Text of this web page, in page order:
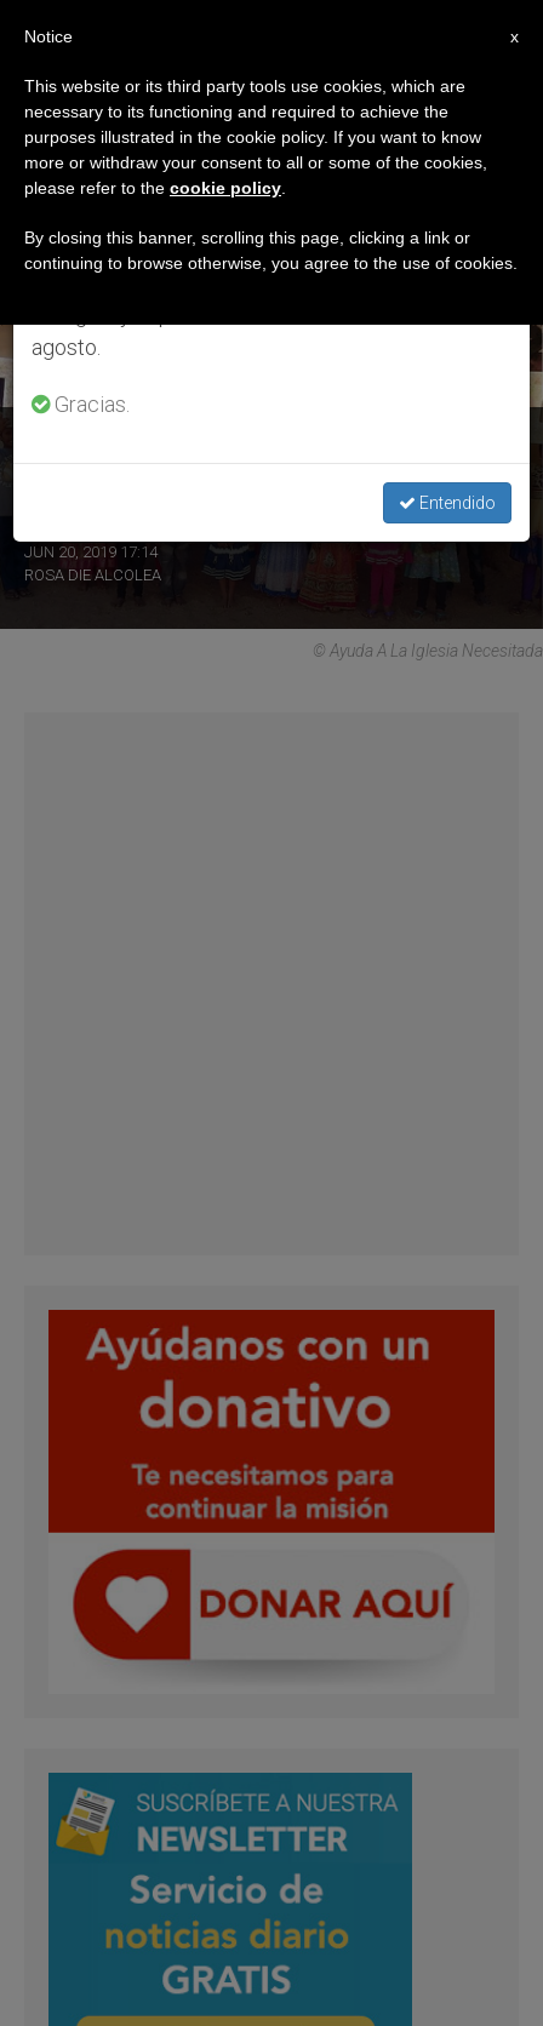
ETIQUETA
Posts Tagged
‘Königstein’
ÚLTIMAS NOTICIAS
recaudados en 2018 para ayudar a 139 países
JUN 20, 2019 17:14
ROSA DIE ALCOLEA
© Ayuda A La Iglesia Necesitada
×
Aviso importante
Del 27 de julio al 7 de agosto haremos la pausa
anual, aprovechando que en el periodo de verano
se generan menos informaciones y también el
agosto.
Gracias.
Entendido
x
Notice
This website or its third party tools use cookies, which are
necessary to its functioning and required to achieve the
purposes illustrated in the cookie policy. If you want to know
more or withdraw your consent to all or some of the cookies,
please refer to the cookie policy
By closing this banner, scrolling this page, clicking a link or
continuing to browse otherwise, you agree to the use of cookies.